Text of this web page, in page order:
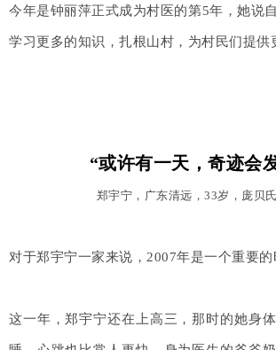
今年是钟丽萍正式成为村医的第5年，她说
学习更多的知识，扎根山村，为村民们提供
“或许有一天，奇迹会
郑宇宁，广东清远，33岁，庞贝
对于郑宇宁一家来说，2007年是一个重要的
这一年，郑宇宁还在上高三，那时的她身